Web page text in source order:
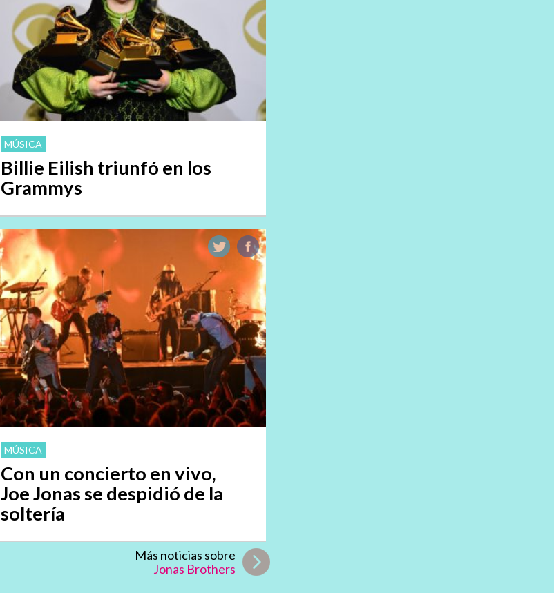
MÚSICA
Billie Eilish triunfó en los
Grammys
MÚSICA
Con un concierto en vivo,
Joe Jonas se despidió de la
soltería
Más noticias sobre
Jonas Brothers